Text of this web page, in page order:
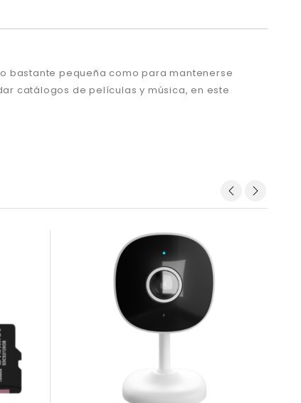
bastante pequeña como para mantenerse
catálogos de películas y música, en este